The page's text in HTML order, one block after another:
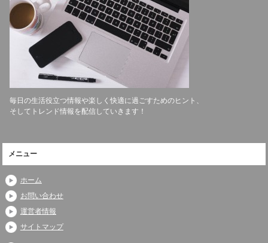
毎日の生活役立つ情報や楽しく快適に過ごすためのヒント、
そしてトレンド情報を配信していきます！
メニュー
ホーム
お問い合わせ
運営者情報
サイトマップ